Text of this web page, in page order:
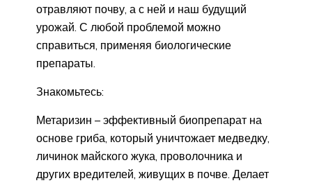
отравляют почву, а с ней и наш будущий
урожай. С любой проблемой можно
справиться, применяя биологические
препараты.
Знакомьтесь:
Метаризин – эффективный биопрепарат на
основе гриба, который уничтожает медведку,
личинок майского жука, проволочника и
других вредителей, живущих в почве. Делает